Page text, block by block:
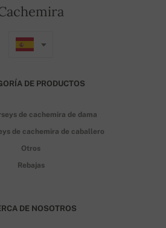
DE PRODUCTOS
de cachemira de dama
de cachemira de caballero
Otros
Rebajas
DE NOSOTROS